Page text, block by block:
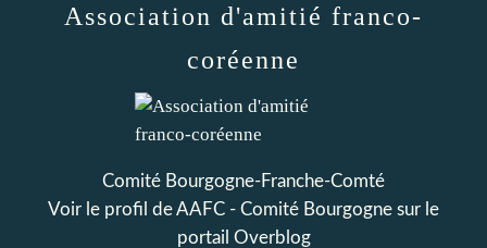
Association d'amitié franco-
coréenne
Comité Bourgogne-Franche-Comté
Voir le profil deAAFC - Comité Bourgogne sur le
portail Overblog